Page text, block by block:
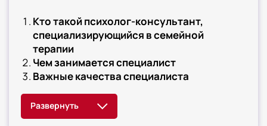
Кто такой психолог-консультант,
специализирующийся в семейной
терапии
Чем занимается специалист
Важные качества специалиста
специализирующегося в семейной
терапии в РФ